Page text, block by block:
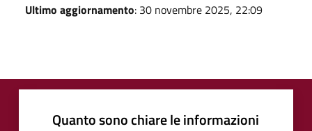
Ultimo aggiornamento: 30 novembre 2025, 22:09
Quanto sono chiare le informazioni